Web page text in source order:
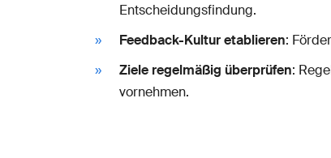
Entscheidungsfindung.
Feedback-Kultur etablieren:
Ziele regelmäßig überprüfen:
vornehmen.